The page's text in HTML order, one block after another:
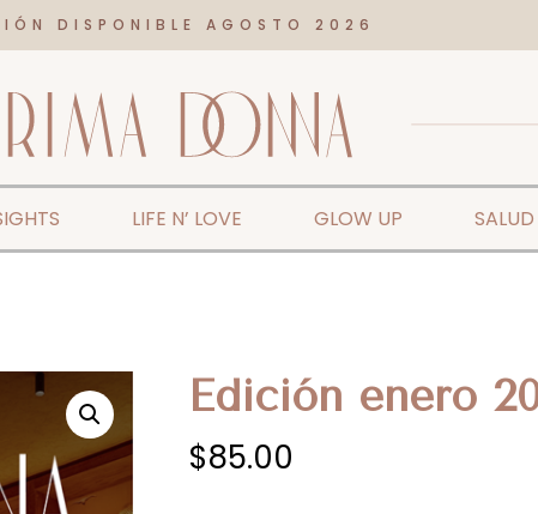
DISPONIBLE AGOSTO 2026
LIFE N’ LOVE GLOW UP
Edición enero
$85.00